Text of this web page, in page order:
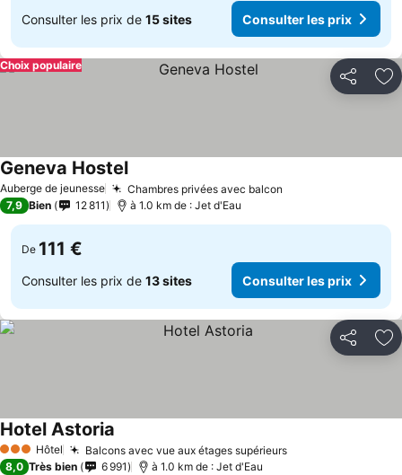
Consulter les prix de 15 sites Consulter les prix
Partager
Choix populaire
Auberge de jeunesse Chambres privées avec balcon
Geneva Hostel
7,9 Bien 12 811 à 1.0 km de : Jet d'Eau
De 111 €
Consulter les prix de 13 sites Consulter les prix
Partager
3 ÉtoilesHôtel Balcons avec vue aux étages supérieurs
Hotel Astoria
8,0 Très bien 6 991 à 1.0 km de : Jet d'Eau